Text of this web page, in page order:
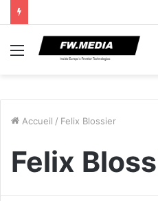
Menu
Accueil / Felix Blossier
Felix